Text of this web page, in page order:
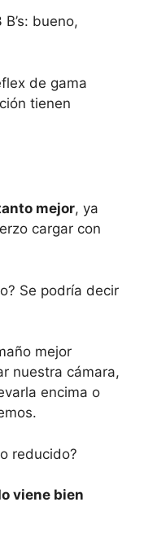
bueno,
de gama
tienen
mejor, ya
cargar con
Se podría decir
mejor
nuestra cámara,
encima o
reducido?
viene bien